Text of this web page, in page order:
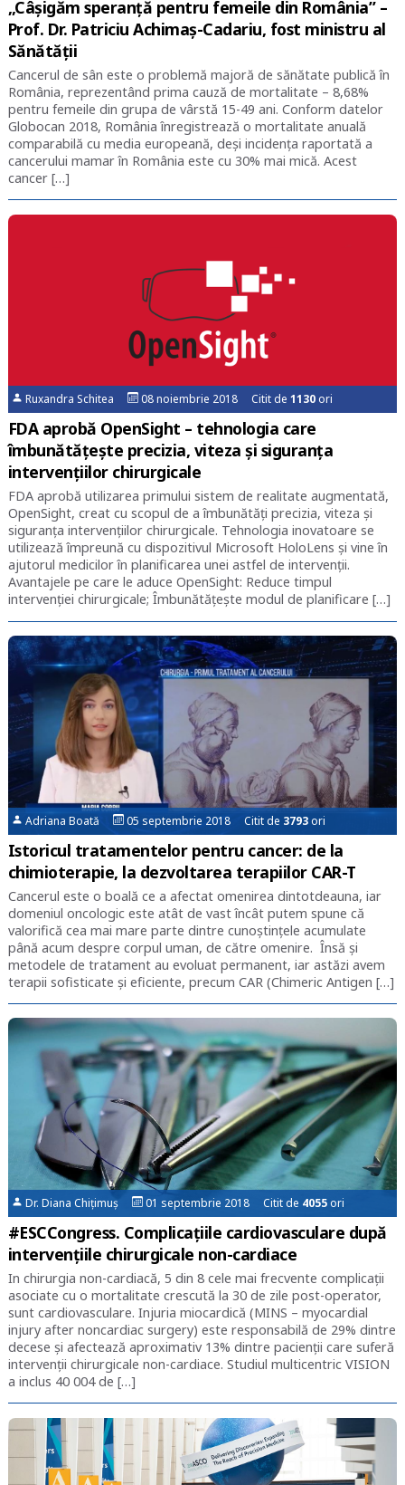
„Câșigăm speranță pentru femeile din România” –
Prof. Dr. Patriciu Achimaș-Cadariu, fost ministru al
Sănătății
Cancerul de sân este o problemă majoră de sănătate publică în
România, reprezentând prima cauză de mortalitate – 8,68%
pentru femeile din grupa de vârstă 15-49 ani. Conform datelor
Globocan 2018, România înregistrează o mortalitate anuală
comparabilă cu media europeană, deși incidența raportată a
cancerului mamar în România este cu 30% mai mică. Acest
cancer […]
Ruxandra Schitea 08 noiembrie 2018 Citit de1130 ori
FDA aprobă OpenSight – tehnologia care
îmbunătățește precizia, viteza și siguranța
intervențiilor chirurgicale
FDA aprobă utilizarea primului sistem de realitate augmentată,
OpenSight, creat cu scopul de a îmbunătăți precizia, viteza și
siguranța intervențiilor chirurgicale. Tehnologia inovatoare se
utilizează împreună cu dispozitivul Microsoft HoloLens și vine în
ajutorul medicilor în planificarea unei astfel de intervenții.
Avantajele pe care le aduce OpenSight: Reduce timpul
intervenției chirurgicale; Îmbunătățește modul de planificare […]
Adriana Boată 05 septembrie 2018 Citit de 3793ori
Istoricul tratamentelor pentru cancer: de la
chimioterapie, la dezvoltarea terapiilor CAR-T
Cancerul este o boală ce a afectat omenirea dintotdeauna, iar
domeniul oncologic este atât de vast încât putem spune că
valorifică cea mai mare parte dintre cunoștințele acumulate
până acum despre corpul uman, de către omenire. Însă și
metodele de tratament au evoluat permanent, iar astăzi avem
terapii sofisticate și eficiente, precum CAR (Chimeric Antigen […]
Dr. Diana Chițimuș 01 septembrie 2018 Citit de 4055ori
#ESCCongress. Complicațiile cardiovasculare după
intervențiile chirurgicale non-cardiace
In chirurgia non-cardiacă, 5 din 8 cele mai frecvente complicații
asociate cu o mortalitate crescută la 30 de zile post-operator,
sunt cardiovasculare. Injuria miocardică (MINS – myocardial
injury after noncardiac surgery) este responsabilă de 29% dintre
decese și afectează aproximativ 13% dintre pacienții care suferă
intervenții chirurgicale non-cardiace. Studiul multicentric VISION
a inclus 40 004 de […]